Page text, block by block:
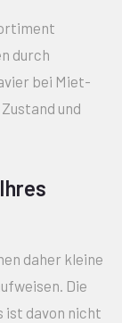
durch
bei Miet-
und
daher kleine
Die
ist davon nicht